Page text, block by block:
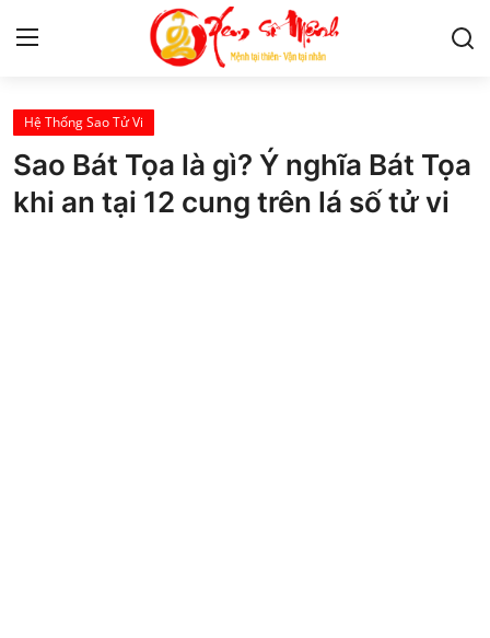
Tử Vi
Kiến Thức
Hệ Thống Sao Tử Vi
Sao Bát Tọa là gì? Ý nghĩa Bát Tọa
khi an tại 12 cung trên lá số tử vi